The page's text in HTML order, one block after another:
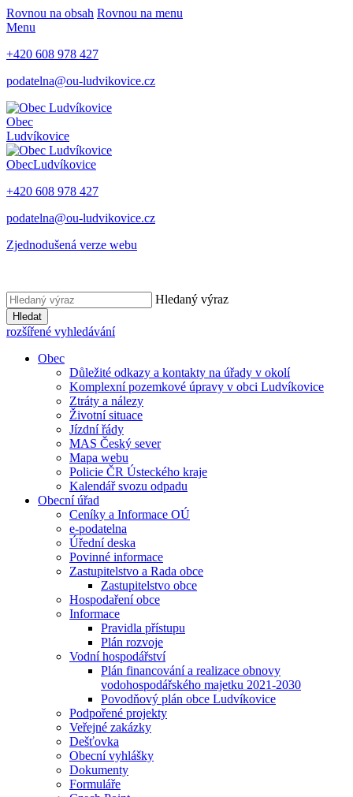
Rovnou na obsah Rovnou na menu
Menu
+420 608 978 427
podatelna@ou-ludvikovice.cz
Obec
Ludvíkovice
ObecLudvíkovice
+420 608 978 427
podatelna@ou-ludvikovice.cz
Zjednodušená verze webu
Hledaný výraz
Hledat
rozšířené vyhledávání
Obec
Důležité odkazy a kontakty na úřady v okolí
Komplexní pozemkové úpravy v obci Ludvíkovice
Ztráty a nálezy
Životní situace
Jízdní řády
MAS Český sever
Mapa webu
Policie ČR Ústeckého kraje
Kalendář svozu odpadu
Obecní úřad
Ceníky a Informace OÚ
e-podatelna
Úřední deska
Povinné informace
Zastupitelstvo a Rada obce
Zastupitelstvo obce
Hospodaření obce
Informace
Pravidla přístupu
Plán rozvoje
Vodní hospodářství
Plán financování a realizace obnovy
vodohospodářského majetku 2021-2030
Povodňový plán obce Ludvíkovice
Podpořené projekty
Veřejné zakázky
Dešťovka
Obecní vyhlášky
Dokumenty
Formuláře